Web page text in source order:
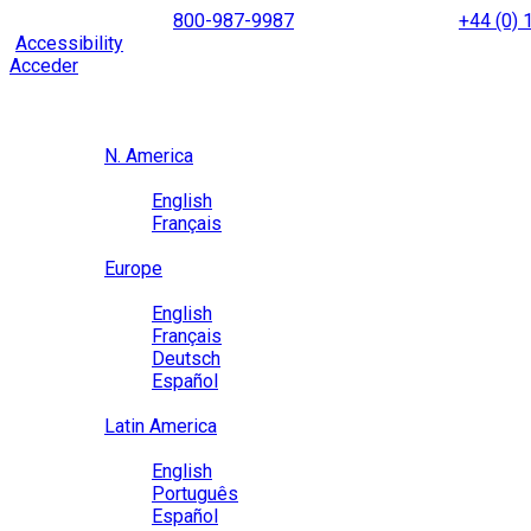
to
content
800-987-9987
+44 (0)
Accessibility
Acceder
N. America
English
Français
Europe
English
Français
Deutsch
Español
Latin America
English
Português
Español